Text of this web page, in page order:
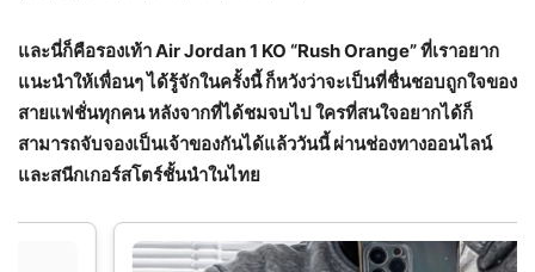
และนี่ก็คือรองเท้าAir Jordan 1 KO “Rush Orange”ที่เราอยาก
แนะนำให้เพื่อนๆ ได้รู้จักในครั้งนี้ ก็หวังว่าจะเป็นที่ชื่นชอบถูกใจของ
สายแฟชั่นทุกคน หลังจากที่ได้ชมจบไป ใครที่สนใจอยากได้ก็
สามารถจับจองเป็นเจ้าของกันได้แล้ววันนี้ ผ่านช่องทางออนไลน์
และสนีกเกอร์สโตร์ชั้นนำในไทย